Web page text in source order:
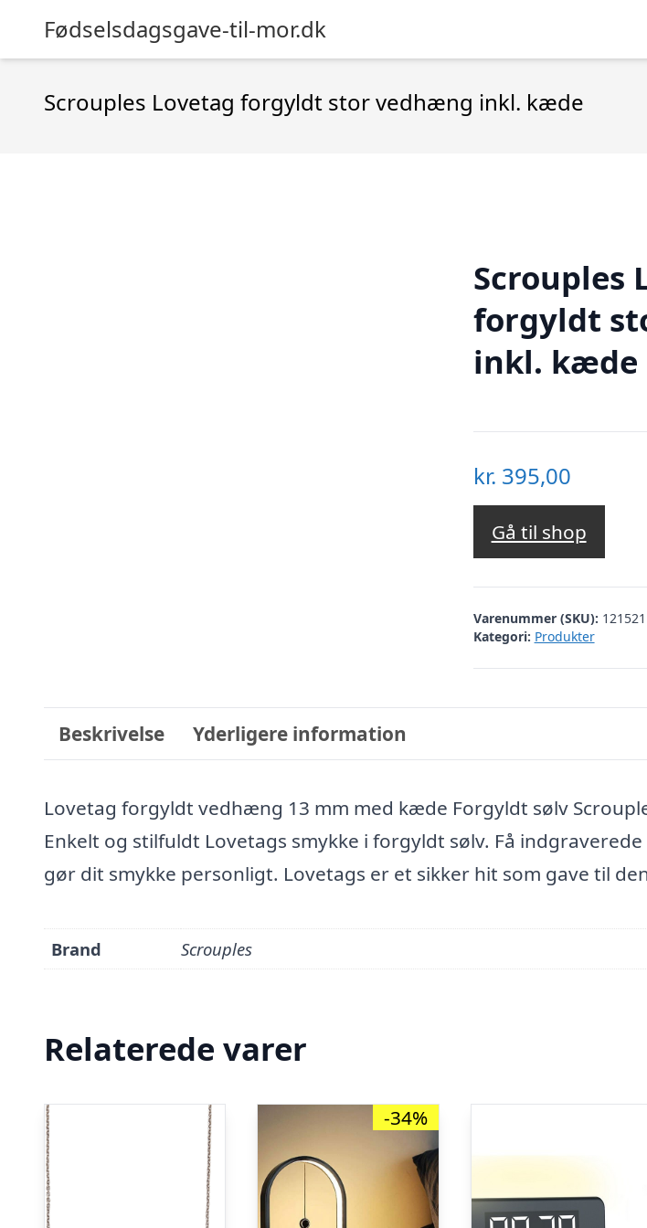
Fødselsdagsgave-til-mor.dk
Scrouples Lovetag forgyldt stor vedhæng inkl. kæde
Scrouples
forgyldt
inkl. kæde
kr. 395,00
Gå til shop
Varenummer (SKU):
Kategori: Produkter
Beskrivelse Yderligere information
Lovetag forgyldt vedhæng 13 mm med kæde Forgyldt sølv
Enkelt og stilfuldt Lovetags smykke i forgyldt sølv. Få
gør dit smykke personligt. Lovetags er et sikker hit som gave til
Brand Scrouples
Relaterede varer
-34%